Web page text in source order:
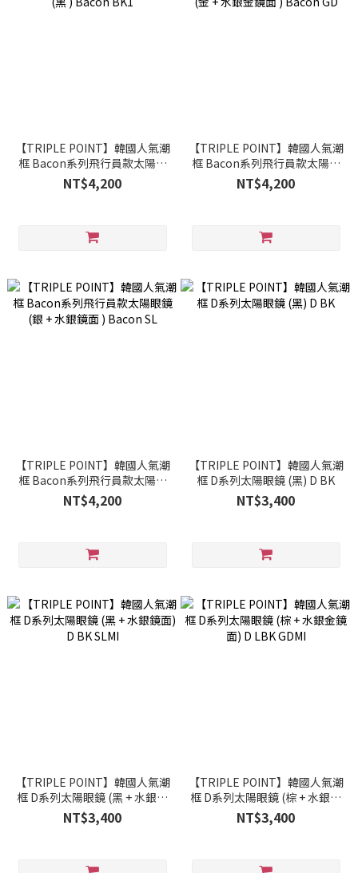
【TRIPLE POINT】韓國人氣潮
框 Bacon系列飛行員款太陽眼
鏡 (黑 ) Bacon BK1
NT$4,200
【TRIPLE POINT】韓國人氣潮
框 Bacon系列飛行員款太陽眼
鏡 (金 + 水銀金鏡面 ) Bacon
GD
NT$4,200
【TRIPLE POINT】韓國人氣潮
框 Bacon系列飛行員款太陽眼
鏡 (銀 + 水銀鏡面 ) Bacon SL
NT$4,200
【TRIPLE POINT】韓國人氣潮
框 D系列太陽眼鏡 (黑) D BK
NT$3,400
【TRIPLE POINT】韓國人氣潮
框 D系列太陽眼鏡 (黑 + 水銀鏡
面) D BK SLMI
NT$3,400
【TRIPLE POINT】韓國人氣潮
框 D系列太陽眼鏡 (棕 + 水銀金
鏡面) D LBK GDMI
NT$3,400